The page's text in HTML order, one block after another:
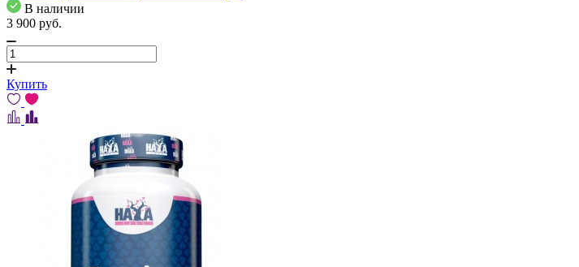
В наличии
3 900 pуб.
Купить